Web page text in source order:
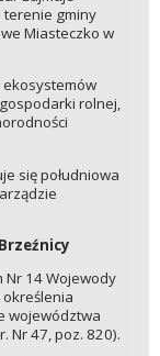
terenie gminy
Miasteczko w
ekosystemów
rolnej,
się południowa
Nr 14 Wojewody
województwa
Nr 47, poz. 820).